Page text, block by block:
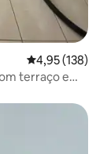
4,95 de uma
4,95 (138)
terraço e